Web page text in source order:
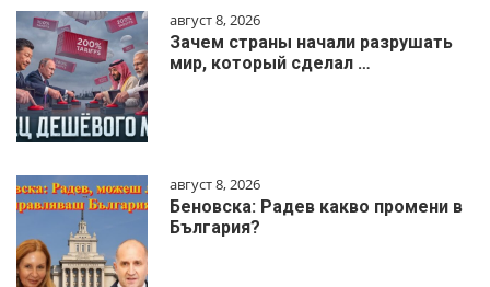
август 8, 2026
Зачем страны начали разрушать
мир, который сделал …
август 8, 2026
Беновска: Радев какво промени в
България?